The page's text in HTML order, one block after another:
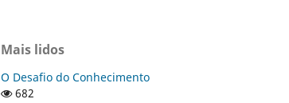
Mais lidos
O Desafio do Conhecimento
682